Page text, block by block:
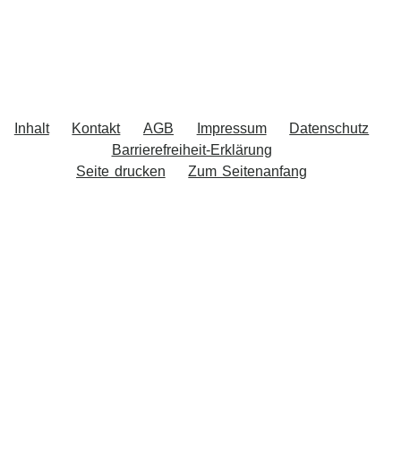
Navigation überspringen
Inhalt Kontakt AGB Impressum
Datenschutz
Barrierefreiheit-Erklärung
Seite drucken
Zum Seitenanfang